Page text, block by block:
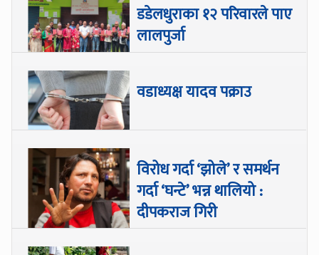
डडेलधुराका १२ परिवारले पाए
लालपुर्जा
वडाध्यक्ष यादव पक्राउ
विरोध गर्दा ‘झोले’ र समर्थन
गर्दा ‘घन्टे’ भन्न थालियो :
दीपकराज गिरी